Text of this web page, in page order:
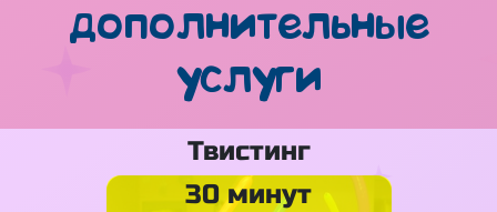
дополнительные
услуги
Твистинг
30 минут